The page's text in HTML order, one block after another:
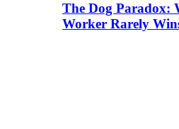
The Dog Paradox:
Worker Rarely